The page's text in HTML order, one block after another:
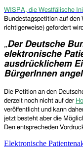
WISPA, die Westfälische
Bundestagspetition auf den
richtigerweise) gefordert
„Der Deutsche
elektronische
ausdrücklichem
BürgerInnen
Die Petition an den
derzeit noch nicht auf der
veröffentlicht und kann
jetzt besteht aber die
Den entsprecheden
Elektronische